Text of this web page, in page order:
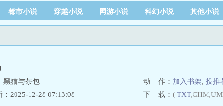
都市小说 穿越小说 网游小说 科幻小说 其他小说
猫与茶包 动 作： 加入书架, 投推
：2025-12-28 07:13:08
下 载： ( TXT